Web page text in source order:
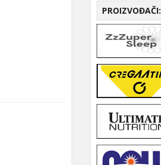
PROIZVOĐAČI: